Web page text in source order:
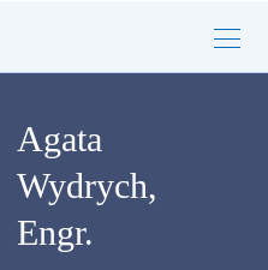
Agata
Wydrych,
Engr.